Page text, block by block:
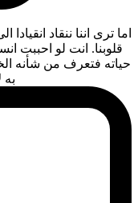
اما ترى اننا ننقاد
قلوبنا. انت لو احببت
حياته فتعرف من شأنه